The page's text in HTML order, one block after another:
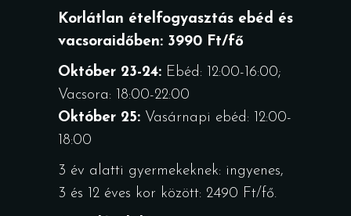
Korlátlan ételfogyasztás ebéd és
vacsoraidőben: 3990 Ft/fő
Október 23-24: Ebéd: 12:00-16:00;
Vacsora: 18:00-22:00
Október 25: Vasárnapi ebéd: 12:00-
18:00
3 év alatti gyermekeknek: ingyenes,
3 és 12 éves kor között: 2490 Ft/fő.